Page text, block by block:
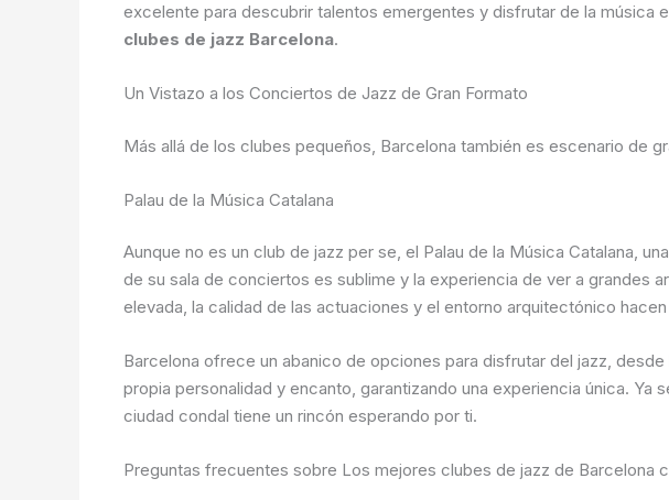
excelente para descubrir talentos emergentes y disfrutar de la música
clubes de jazz Barcelona.
Un Vistazo a los Conciertos de Jazz de Gran Formato
Más allá de los clubes pequeños, Barcelona también es escenario de
Palau de la Música Catalana
Aunque no es un club de jazz per se, el Palau de la Música Catalana,
de su sala de conciertos es sublime y la experiencia de ver a grandes
elevada, la calidad de las actuaciones y el entorno arquitectónico
Barcelona ofrece un abanico de opciones para disfrutar del jazz,
propia personalidad y encanto, garantizando una experiencia única.
ciudad condal tiene un rincón esperando por ti.
Preguntas frecuentes sobre Los mejores clubes de jazz de Barcelona